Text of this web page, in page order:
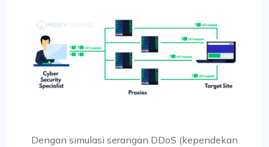
Dengan simulasi serangan DDoS (kependekan